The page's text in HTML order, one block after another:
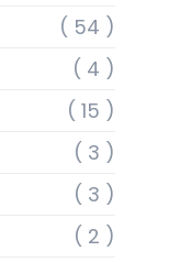
( 54 )
( 4 )
( 15 )
( 3 )
( 3 )
( 2 )